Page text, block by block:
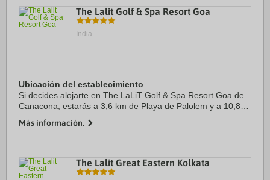
The Lalit Golf & Spa Resort Goa
India.
Ubicación del establecimiento
Si decides alojarte en The LaLiT Golf & Spa Resort Goa de
Canacona, estarás a 3,6 km de Playa de Palolem y a 10,8
encuentra a 11,8 km de Reserva ...
Más información.
The Lalit Great Eastern Kolkata